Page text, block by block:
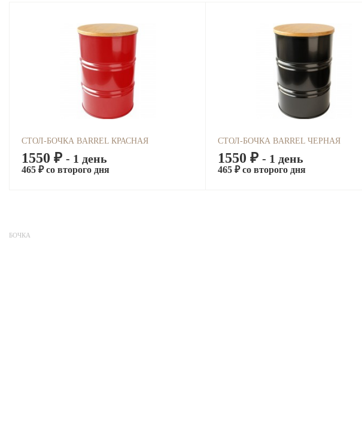
СТОЛ-БОЧКА BARREL КРАСНАЯ
1550 ₽ - 1 день
465 ₽ со второго дня
СТОЛ-БОЧКА BARREL ЧЕРНАЯ
1550 ₽ - 1 день
465 ₽ со второго дня
БОЧКА